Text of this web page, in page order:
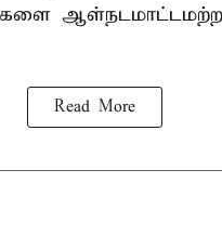
ஆள்நடமாட்டமற்ற
Read More